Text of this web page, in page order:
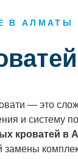
В АЛМАТЫ
— это
и систему
кроватей в
замены